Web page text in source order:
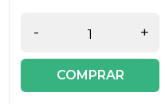
- +
COMPRAR